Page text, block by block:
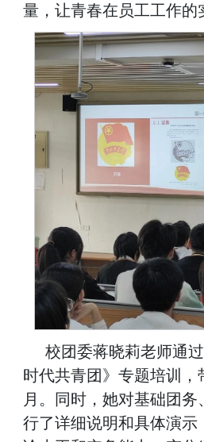
量，让青春在员工工作
校团委蒋晓莉老师通
时代共青团》专题培训
月。同时，她对基础团
行了详细说明和具体演